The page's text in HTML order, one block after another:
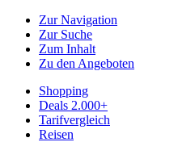
Zur Navigation
Zur Suche
Zum Inhalt
Zu den Angeboten
Shopping
Deals 2.000+
Tarifvergleich
Reisen